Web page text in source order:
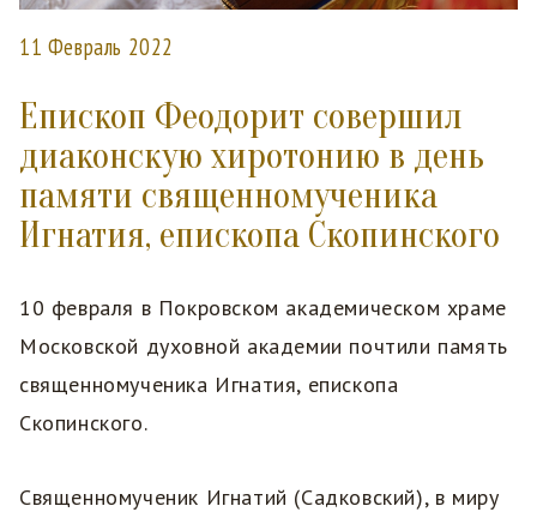
11 Февраль 2022
Епископ Феодорит совершил
диаконскую хиротонию в день
памяти священномученика
Игнатия, епископа Скопинского
10 февраля в Покровском академическом храме
Московской духовной академии почтили память
священномученика Игнатия, епископа
Скопинского.
Священномученик Игнатий (Садковский), в миру